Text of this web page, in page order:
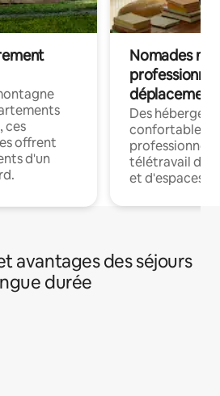
ces
offrent
d'un
Nomades
déplacement
Des
confortables
professionnels
télétravail
et d'espaces
avantages des séjours
durée